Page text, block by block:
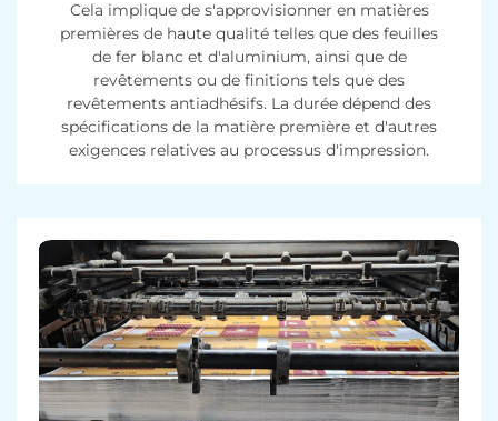
Cela implique de s'approvisionner en matières
premières de haute qualité telles que des feuilles
de fer blanc et d'aluminium, ainsi que de
revêtements ou de finitions tels que des
revêtements antiadhésifs. La durée dépend des
spécifications de la matière première et d'autres
exigences relatives au processus d'impression.